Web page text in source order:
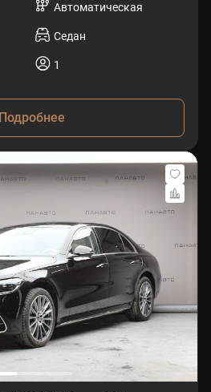
Автоматическая
Седан
1
Подробнее